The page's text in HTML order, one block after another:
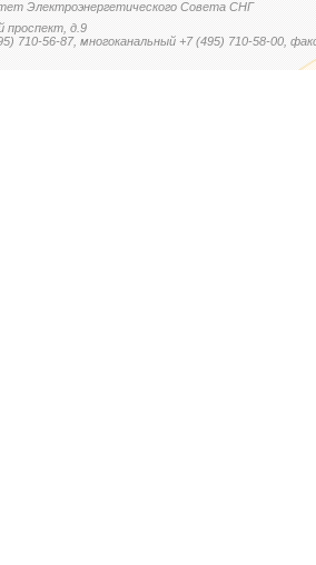
Электроэнергетического Совета СНГ
проспект, д.9
710-56-87, многоканальный +7 (495) 710-58-00,